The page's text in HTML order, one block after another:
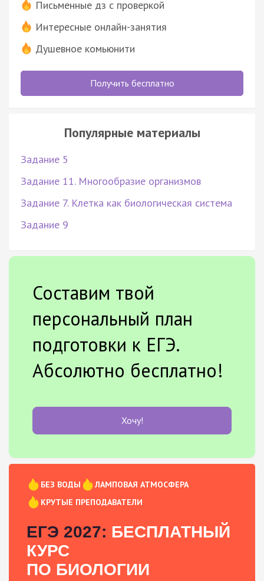
Письменные дз с проверкой
Интересные онлайн-занятия
Душевное комьюнити
Получить бесплатно
Популярные материалы
Задание 5
Задание 11. Многообразие организмов
Задание 7. Клетка как биологическая система
Задание 9
Составим твой
персональный план
подготовки к ЕГЭ.
Абсолютно бесплатно!
Хочу!
БЕЗ ВОДЫ
ЛАМПОВАЯ АТМОСФЕРА
КРУТЫЕ ПРЕПОДАВАТЕЛИ
ЕГЭ 2027: БЕСПЛАТНЫЙ
КУРС
ПО БИОЛОГИИ